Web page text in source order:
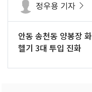
정우용 기자
안동 송천동 양봉장
헬기 3대 투입 진화